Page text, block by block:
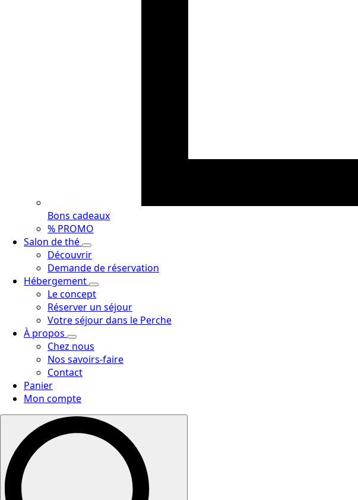
Bons cadeaux
% PROMO
Salon de thé
Découvrir
Demande de réservation
Hébergement
Le concept
Réserver un séjour
Votre séjour dans le Perche
À propos
Chez nous
Nos savoirs-faire
Contact
Panier
Mon compte